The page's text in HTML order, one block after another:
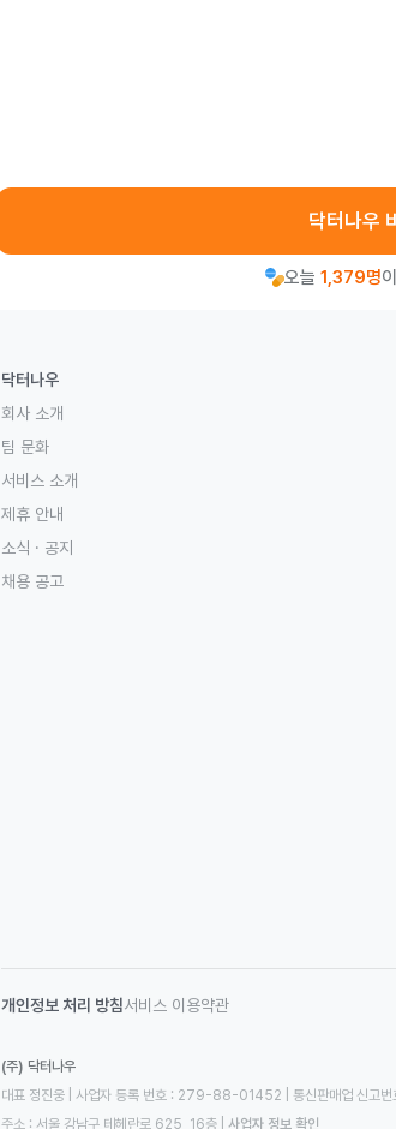
닥터나우
오늘 1,379명
닥터나우
회사 소개
팀 문화
서비스 소개
제휴 안내
소식 · 공지
채용 공고
개인정보 처리 방침서비스 이용약관
(주) 닥터나우
대표 정진웅 | 사업자 등록 번호 : 279-88-01452 | 통신판매업 신
주소 : 서울 강남구 테헤란로 625, 16층
사업자 정보 확인